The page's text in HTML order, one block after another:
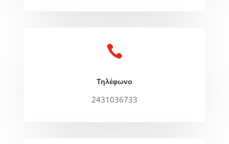

Τηλέφωνο
2431036733